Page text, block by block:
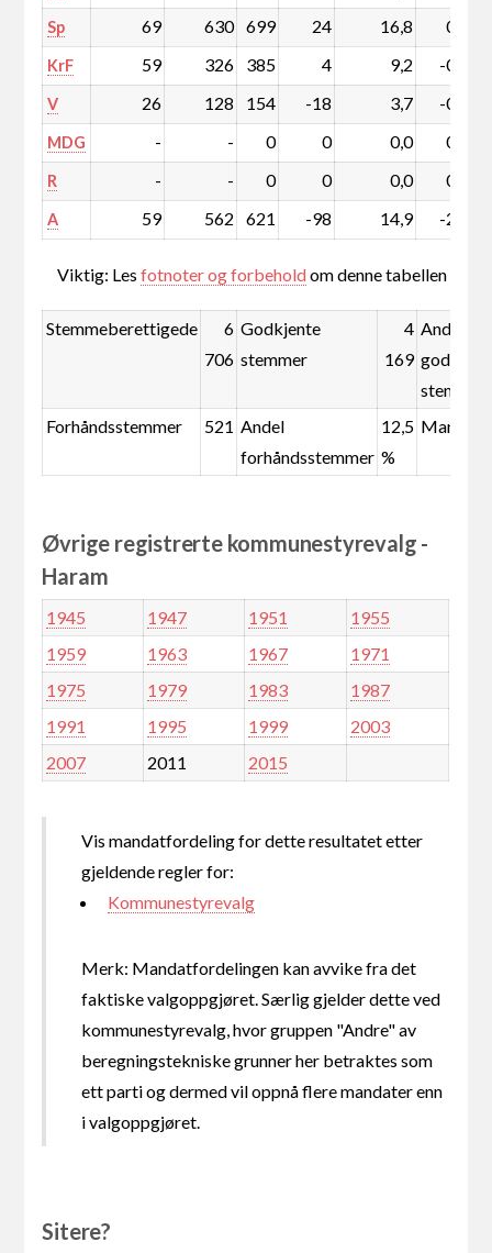
Sp 69 630 699 24 16,8 0,2
KrF 59 326 385 4 9,2 -0,1
V 26 128 154 -18 3,7 -0,5
MDG - - 0 0 0,0 0,0
R - - 0 0 0,0 0,0
A 59 562 621 -98 14,9 -2,7
Viktig: Lesfotnoter og forbeholdom denne tabellen
Stemmeberettigede
6
706
Godkjente
stemmer
4
169
Andel
stemmer
Forhåndsstemmer
521 Andel
forhåndsstemmer
12,5
%
Øvrige registrerte kommunestyrevalg -
Haram
1945 1947 1951
1955
1959
1963 1967
1971
1975
1979 1983
1987
1991
1995 1999
2003
2007
2011 2015
Vis mandatfordeling for dette resultatet etter
gjeldende regler for:
Kommunestyrevalg
Merk: Mandatfordelingen kan avvike fra det
faktiske valgoppgjøret. Særlig gjelder dette ved
kommunestyrevalg, hvor gruppen "Andre" av
beregningstekniske grunner her betraktes som
ett parti og dermed vil oppnå flere mandater enn
i valgoppgjøret.
Sitere?